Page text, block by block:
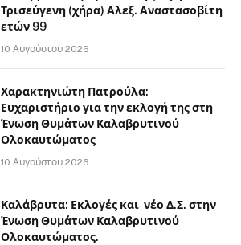
Τρισεύγενη (χήρα) Αλεξ. Αναστασοβίτη
ετών 99
10 Αυγούστου 2026
Χαρακτηνιώτη Πατρούλα:
Ευχαριστήριο για την εκλογή της στη
Ένωση Θυμάτων Καλαβρυτινού
Ολοκαυτώματος
10 Αυγούστου 2026
Καλάβρυτα: Εκλογές και νέο Δ.Σ. στην
Ένωση Θυμάτων Καλαβρυτινού
Ολοκαυτώματος.